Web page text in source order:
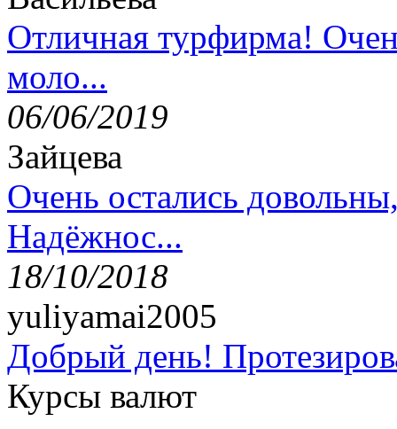
Отличная турфирма!
моло...
06/06/2019
Зайцева
Очень остались
Надёжнос...
18/10/2018
yuliyamai2005
Добрый день!
Курсы валют